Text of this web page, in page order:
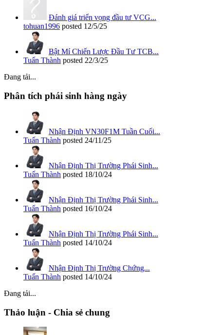
Đánh giá triển vọng đầu tư VCG...
tohuan1996 posted 12/5/25
Bật Mí Chiến Lược Đầu Tư TCB...
Tuấn Thành posted 22/3/25
Đang tải...
Phân tích phái sinh hàng ngày
Nhận Định VN30F1M Tuần Cuối...
Tuấn Thành posted 24/11/25
Nhận Định Thị Trường Phái Sinh...
Tuấn Thành posted 18/10/24
Nhận Định Thị Trường Phái Sinh...
Tuấn Thành posted 16/10/24
Nhận Định Thị Trường Phái Sinh...
Tuấn Thành posted 14/10/24
Nhận Định Thị Trường Chứng...
Tuấn Thành posted 14/10/24
Đang tải...
Thảo luận - Chia sẻ chung